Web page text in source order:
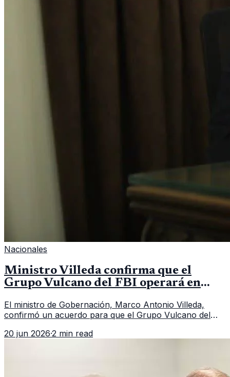
Nacionales
Ministro Villeda confirma que el
Grupo Vulcano del FBI operará en
El ministro de Gobernación, Marco Antonio Villeda,
confirmó un acuerdo para que el Grupo Vulcano del
fallido con la administración anterior del Ministerio
20 jun 2026·2 min read